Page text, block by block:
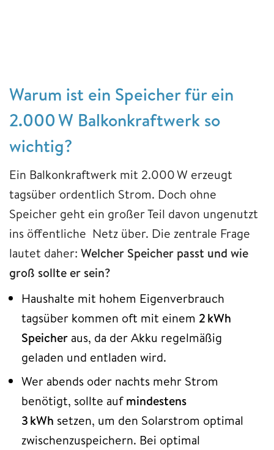
Warum ist ein Speicher für ein
2.000 W Balkonkraftwerk so
wichtig?
Ein Balkonkraftwerk mit 2.000 W erzeugt
tagsüber ordentlich Strom. Doch ohne
Speicher geht ein großer Teil davon ungenutzt
ins öffentliche Netz über. Die zentrale Frage
lautet daher: Welcher Speicher passt und wie
groß sollte er sein?
Haushalte mit hohem Eigenverbrauch
tagsüber kommen oft mit einem 2 kWh
Speicher aus, da der Akku regelmäßig
geladen und entladen wird.
Wer abends oder nachts mehr Strom
benötigt, sollte aufmindestens
3 kWh setzen, um den Solarstrom optimal
zwischenzuspeichern. Bei optimal